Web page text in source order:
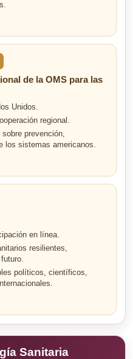
de la OMS para las
Unidos.
regional.
prevención,
los sistemas americanos.
en línea.
resilientes,
políticos, científicos,
Sanitaria